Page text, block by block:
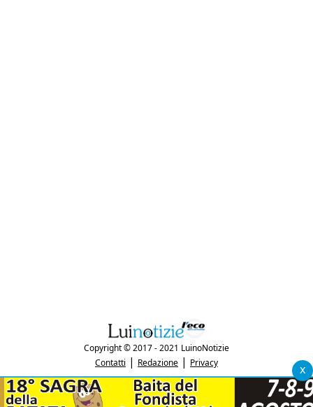
x
Copyright © 2017 - 2021 LuinoNotizie
Contatti | Redazione | Privacy
"Luinonotizie.it è una testata giornalistica iscritta al Registro Stampa del
tribunale di Varese al n. 5/2017 in data 29/6/2017"